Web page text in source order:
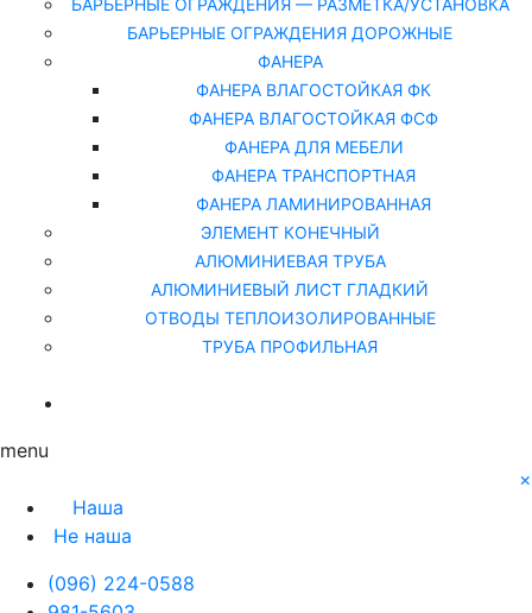
БАРЬЕРНЫЕ ОГРАЖДЕНИЯ — РАЗМЕТКА/УСТАНОВКА
БАРЬЕРНЫЕ ОГРАЖДЕНИЯ ДОРОЖНЫЕ
ФАНЕРА
ФАНЕРА ВЛАГОСТОЙКАЯ ФК
ФАНЕРА ВЛАГОСТОЙКАЯ ФСФ
ФАНЕРА ДЛЯ МЕБЕЛИ
ФАНЕРА ТРАНСПОРТНАЯ
ФАНЕРА ЛАМИНИРОВАННАЯ
ЭЛЕМЕНТ КОНЕЧНЫЙ
АЛЮМИНИЕВАЯ ТРУБА
АЛЮМИНИЕВЫЙ ЛИСТ ГЛАДКИЙ
ОТВОДЫ ТЕПЛОИЗОЛИРОВАННЫЕ
ТРУБА ПРОФИЛЬНАЯ
menu
×
Наша
Не наша
(096) 224-0588